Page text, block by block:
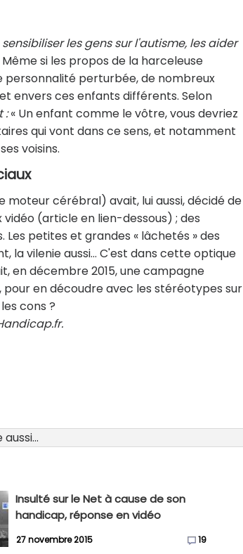
les gens sur l'autisme, les aider
Même si les propos de la harceleuse
perturbée, de nombreux
envers ces enfants différents. Selon
:« Un enfant comme le vôtre, vous devriez
qui vont dans ce sens, et notamment
voisins.
moteur cérébral) avait, lui aussi, décidé de
vidéo (article en lien-dessous) ; des
petites et grandes « lâchetés » des
la vilenie aussi… C'est dans cette optique
en décembre 2015, une campagne
pour en découdre avec les stéréotypes sur
cons ?
Insulté sur le Net à cause de son
handicap, réponse en vidéo
27 novembre 2015 19